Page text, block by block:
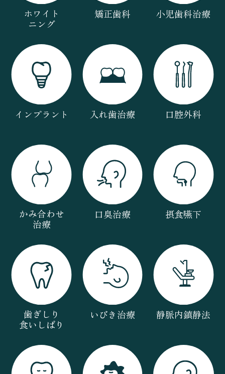
ホワイト
ニング
矯正歯科 小児歯科治療
インプラント 入れ歯治療 口腔外科
かみ合わせ
治療
口臭治療 摂食嚥下
歯ぎしり
食いしばり
いびき治療 静脈内鎮静法